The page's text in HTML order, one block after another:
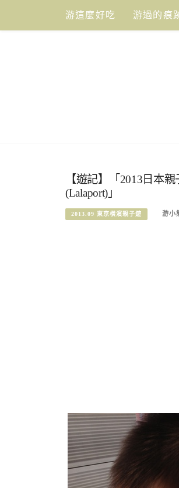
content
游這麼好吃 游過的痕
【遊記】「2013日本
(Lalaport)」
2013.09 東京橫濱親子遊 游小